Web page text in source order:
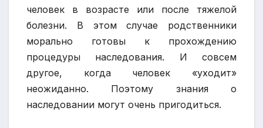
человек в возрасте или после тяжелой
болезни. В этом случае родственники
морально готовы к прохождению
процедуры наследования. И совсем
другое, когда человек «уходит»
неожиданно. Поэтому знания о
наследовании могут очень пригодиться.